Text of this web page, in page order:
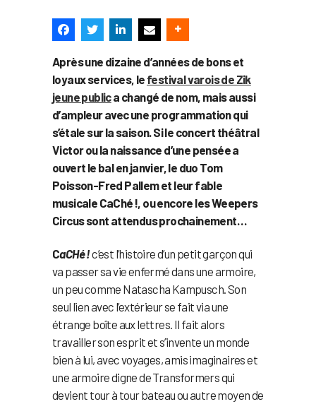
Après une dizaine d’années de bons et
loyaux services, le festival varois de Zik
jeune publica changé de nom, mais aussi
d’ampleur avec une programmation qui
s’étale sur la saison. Si le concert théâtral
Victor ou la naissance d’une pensée a
ouvert le bal en janvier, le duo Tom
Poisson-Fred Pallem et leur fable
musicale CaChé !, ou encore les Weepers
Circus sont attendus prochainement…
CaCHé !c’est l’histoire d’un petit garçon qui
va passer sa vie enfermé dans une armoire,
un peu comme Natascha Kampusch. Son
seul lien avec l’extérieur se fait via une
étrange boîte aux lettres. Il fait alors
travailler son esprit et s’invente un monde
bien à lui, avec voyages, amis imaginaires et
une armoire digne de Transformers qui
devient tour à tour bateau ou autre moyen de